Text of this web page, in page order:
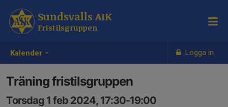
Kalender Logga in
Sundsvalls AIK
Fristilsgruppen
Träning fristilsgruppen
Torsdag 1 feb 2024, 17:30-19:00